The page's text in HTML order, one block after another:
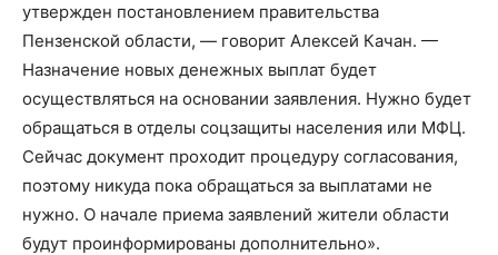
утвержден постановлением правительства
Пензенской области, — говорит Алексей Качан. —
Назначение новых денежных выплат будет
осуществляться на основании заявления. Нужно будет
обращаться в отделы соцзащиты населения или МФЦ.
Сейчас документ проходит процедуру согласования,
поэтому никуда пока обращаться за выплатами не
нужно. О начале приема заявлений жители области
будут проинформированы дополнительно».